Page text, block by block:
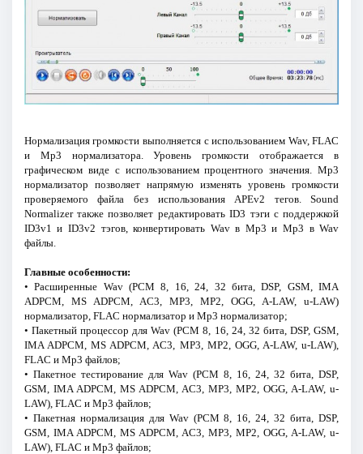
Нормализация громкости выполняется с использованием Wav, FLAC
и Mp3 нормализатора. Уровень громкости отображается в
графическом виде с использованием процентного значения. Mp3
нормализатор позволяет напрямую изменять уровень громкости
проверяемого файла без использования APEv2 тегов. Sound
Normalizer также позволяет редактировать ID3 тэги с поддержкой
ID3v1 и ID3v2 тэгов, конвертировать Wav в Mp3 и Mp3 в Wav
файлы.
Главные особенности:
• Расширенные Wav (PCM 8, 16, 24, 32 бита, DSP, GSM, IMA
ADPCM, MS ADPCM, AC3, MP3, MP2, OGG, A-LAW, u-LAW)
нормализатор, FLAC нормализатор и Mp3 нормализатор;
• Пакетный процессор для Wav (PCM 8, 16, 24, 32 бита, DSP, GSM,
IMA ADPCM, MS ADPCM, AC3, MP3, MP2, OGG, A-LAW, u-LAW),
FLAC и Mp3 файлов;
• Пакетное тестирование для Wav (PCM 8, 16, 24, 32 бита, DSP,
GSM, IMA ADPCM, MS ADPCM, AC3, MP3, MP2, OGG, A-LAW, u-
LAW), FLAC и Mp3 файлов;
• Пакетная нормализация для Wav (PCM 8, 16, 24, 32 бита, DSP,
GSM, IMA ADPCM, MS ADPCM, AC3, MP3, MP2, OGG, A-LAW, u-
LAW), FLAC и Mp3 файлов;